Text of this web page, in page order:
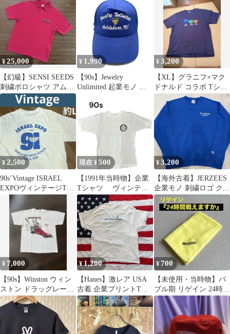
ツ L 黒
杢灰
¥25,000
【幻級】SENSI SEEDS
刺繍ポロシャツ アムス
テルダム
¥ 1,990
【90s】Jewelry
Unlimited 起業モノ ト
¥3,200
【XL】グラニフ×マク
ドナルド コラボ Tシャ
ツ フライガイ ネイビー
古着
¥2,500
90s’Vintage ISRAEL
EXPOヴィンテージTシ
現在 ¥500
【1991年当時物】企業
Tシャツ ヴィンテー
ジTシャツ シングルス
テッチ
¥3,200
【海外古着】JERZEES
企業モノ 刺繍ロゴ クル
ーネックスウェット
XL
¥ 7,000
【90s】Winston ウィン
ストン ドラッグレース
Tシャツ 企業 タバコ
¥1,200
【Hanes】激レア USA
古着 企業プリントTシ
ャツ アッシュグレー
XL
¥700
【未使用・当時物】バ
ブル期 リゲイン 24時間
戦えますか ウォッシュ
タオル